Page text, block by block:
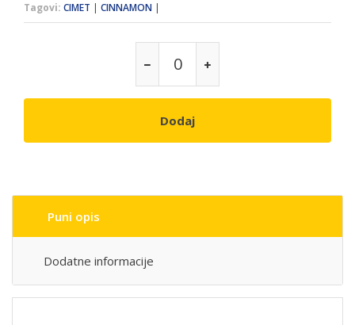
Tagovi: CIMET | CINNAMON |
Dodaj
Puni opis
Dodatne informacije